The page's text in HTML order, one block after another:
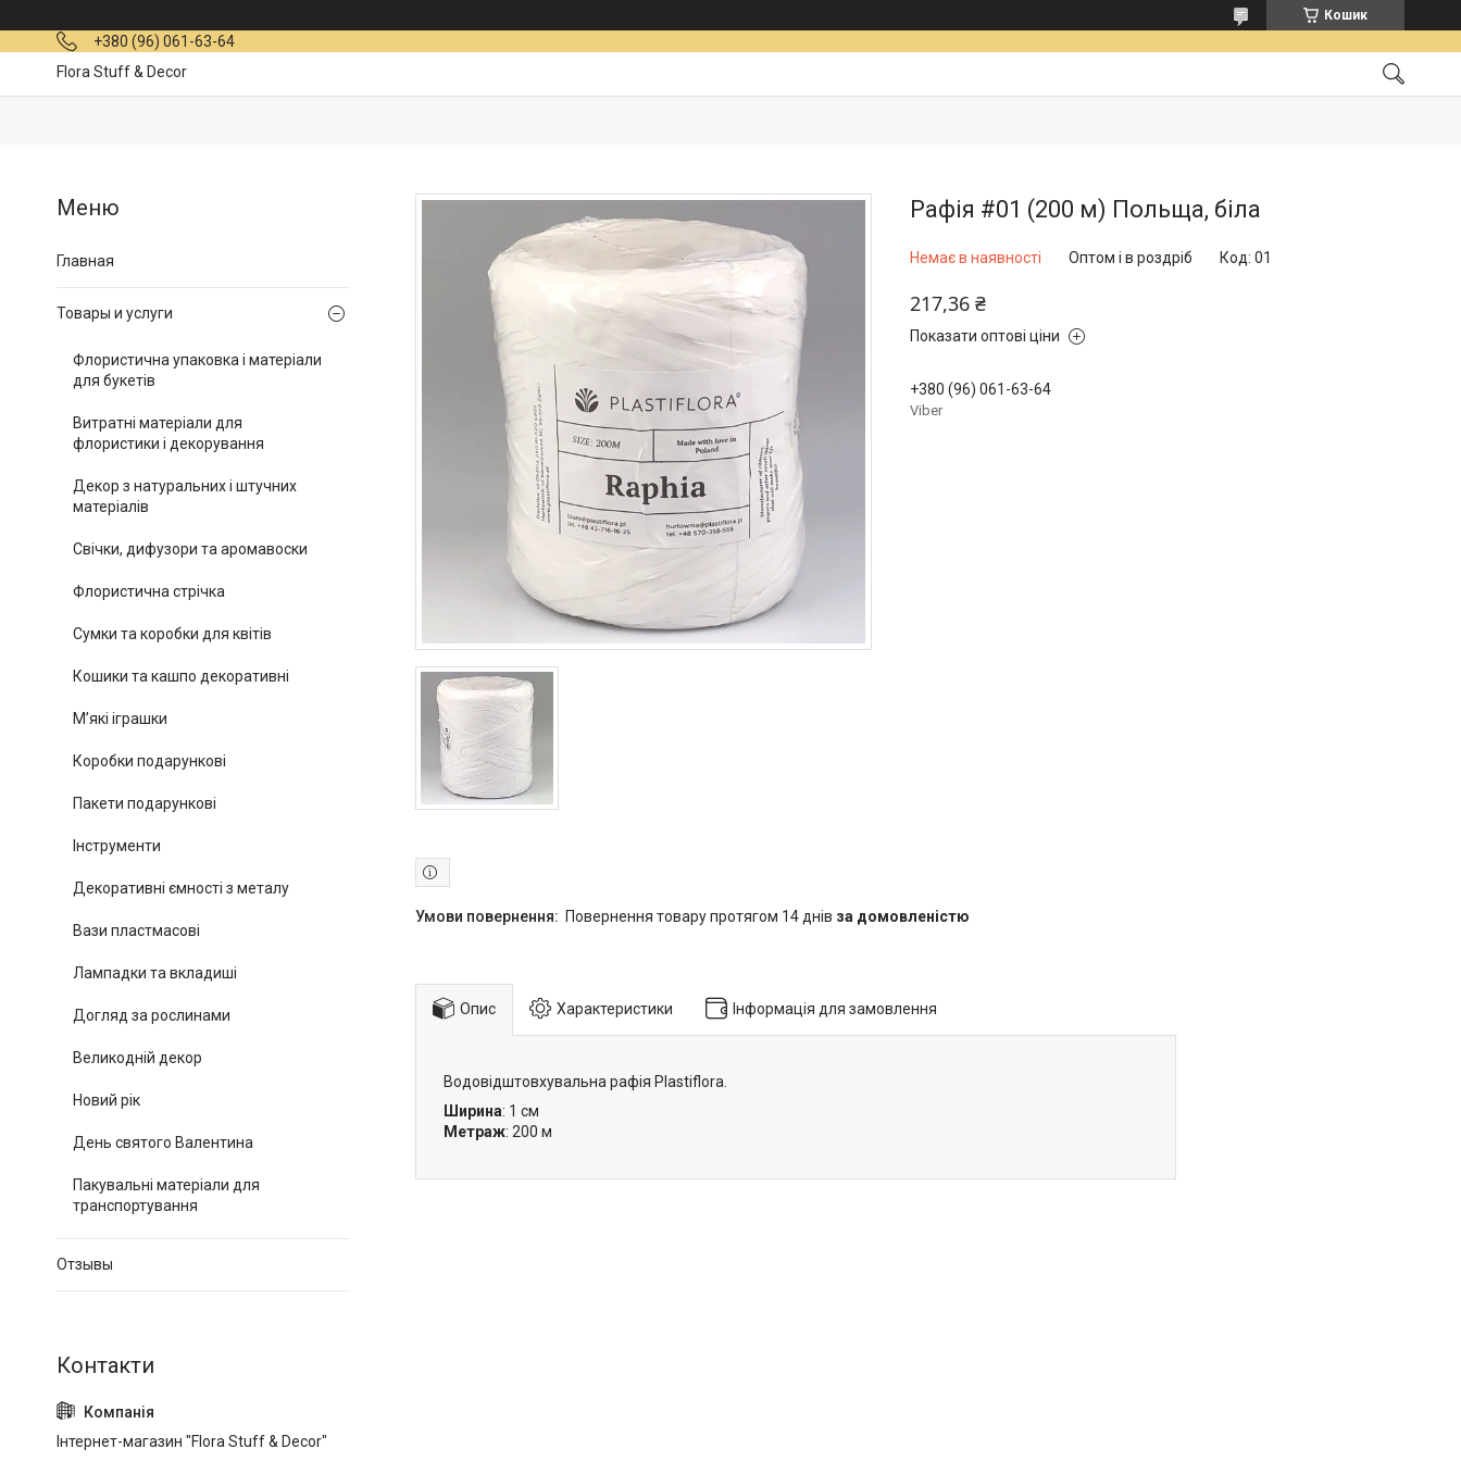
Кошик
+380 (96) 061-63-64
Flora Stuff & Decor
Рафія #01 (200 м) Польща, біла
Немає в наявності Оптом і в роздріб Код: 01
217,36 ₴
Показати оптові ціни
+380 (96) 061-63-64
Viber
повернення товару протягом 14 днів за домовленістю
Опис Характеристики Інформація для замовлення
Водовідштовхувальна рафія Plastiflora.
Ширина: 1 см
Метраж: 200 м
Главная
Товары и услуги
Флористична упаковка і матеріали
для букетів
Витратні матеріали для
флористики і декорування
Декор з натуральних і штучних
матеріалів
Свічки, дифузори та аромавоски
Флористична стрічка
Сумки та коробки для квітів
Кошики та кашпо декоративні
М’які іграшки
Коробки подарункові
Пакети подарункові
Інструменти
Декоративні ємності з металу
Вази пластмасові
Лампадки та вкладиші
Догляд за рослинами
Великодній декор
Новий рік
День святого Валентина
Пакувальні матеріали для
транспортування
Отзывы
Інтернет-магазин "Flora Stuff & Decor"